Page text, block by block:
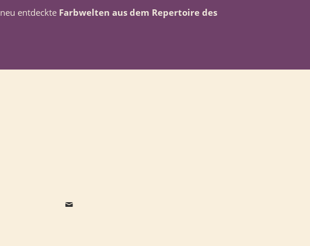
entdeckte Farbwelten aus dem Repertoire des